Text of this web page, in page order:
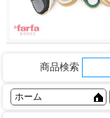
商品検索
ホーム